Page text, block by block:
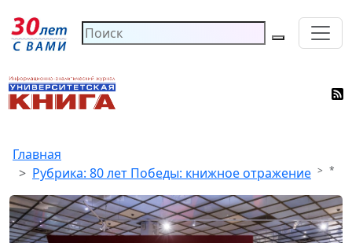
Главная
Рубрика: 80 лет Победы: книжное отражение
*